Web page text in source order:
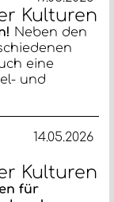
Kulturen
Neben den
eine
und
14.05.2026
Kulturen
für